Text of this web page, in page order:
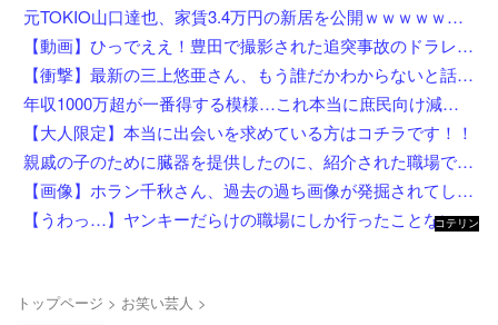
元TOKIO山口達也、家賃3.4万円の新居を公開ｗｗｗｗｗｗｗｗ
【動画】ひっでええ！豊田で撮影された追突事故のドラレコが(((ﾟДﾟ)))
【衝撃】最新の三上悠亜さん、もう誰だかわからないと話題になってしまった画像がこちら
年収1000万超が一番得する模様…これ本当に庶民向け減税か？
【大人限定】本当に出会いを求めている方はコチラです！！
親戚の子のために臓器を提供したのに、紹介された職場でいじめられて右足に麻痺が残った…人助けして身体壊された挙句バカにされるとか胸糞すぎ
【画像】ホラン千秋さん、過去の過ち画像が発掘されてしまった結果w w w w w w w w
【うわっ…】ヤンキーだらけの職場にしか行ったことない奴にしか分からないことを集めてみたら闇が深過ぎた件w w w w w w w w w w
コテリン
トップページ > お笑い芸人 >